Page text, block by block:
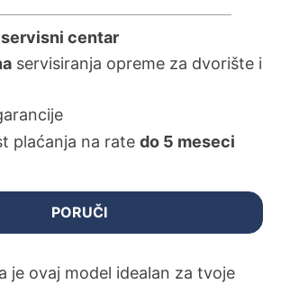
servisni centar
servisiranja opreme za dvorište i
plaćanja na rate do 5 meseci
PORUČI
je ovaj model idealan za tvoje